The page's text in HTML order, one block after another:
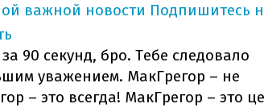
важной новости Подпишитесь
90 секунд, бро. Тебе следовало
уважением. МакГрегор – не
– это всегда! МакГрегор – это